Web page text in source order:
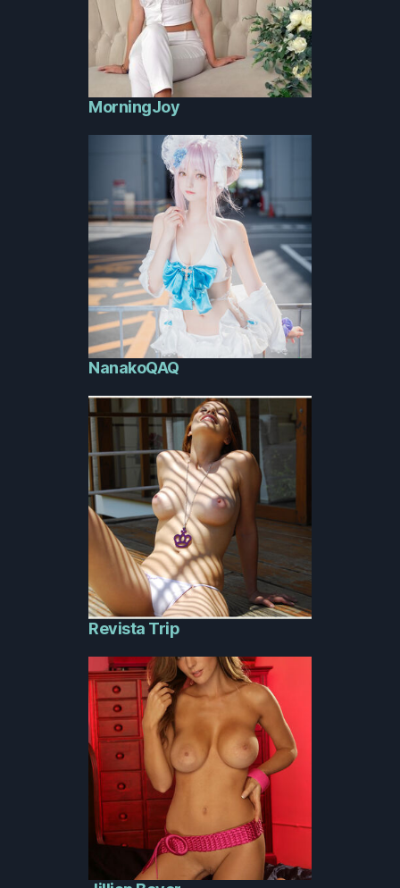
MorningJoy
NanakoQAQ
Revista Trip